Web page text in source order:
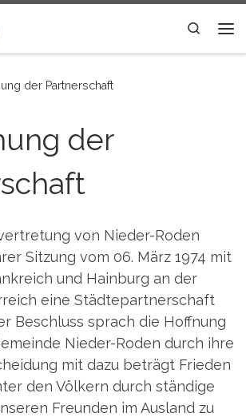
Search
der Partnerschaft
der
von Nieder-Roden
Sitzung vom 06. März 1974 mit
und Hainburg an der
eine Städtepartnerschaft
Beschluss sprach die Hoffnung
Nieder-Roden durch ihre
mit dazu beträgt Frieden
den Völkern durch ständige
Freunden im Ausland zu